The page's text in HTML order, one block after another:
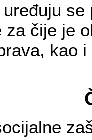
čije je
kao